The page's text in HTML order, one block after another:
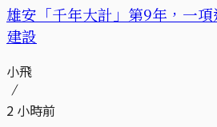
雄安「千年大計」第9年，一
建設
小飛
2 小時前